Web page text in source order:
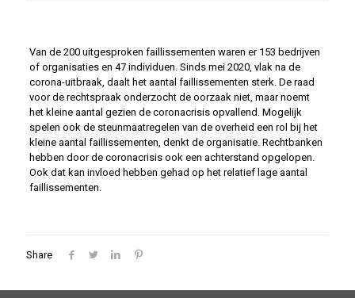
Van de 200 uitgesproken faillissementen waren er 153 bedrijven
of organisaties en 47 individuen. Sinds mei 2020, vlak na de
corona-uitbraak, daalt het aantal faillissementen sterk. De raad
voor de rechtspraak onderzocht de oorzaak niet, maar noemt
het kleine aantal gezien de coronacrisis opvallend. Mogelijk
spelen ook de steunmaatregelen van de overheid een rol bij het
kleine aantal faillissementen, denkt de organisatie. Rechtbanken
hebben door de coronacrisis ook een achterstand opgelopen.
Ook dat kan invloed hebben gehad op het relatief lage aantal
faillissementen.
Share